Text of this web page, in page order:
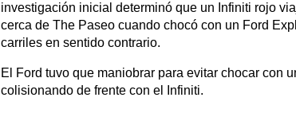
investigación inicial determinó que un Infiniti rojo
cerca de The Paseo cuando chocó con un Ford
carriles en sentido contrario.
El Ford tuvo que maniobrar para evitar chocar con
colisionando de frente con el Infiniti.